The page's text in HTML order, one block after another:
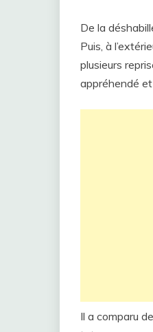
De la
Puis, à
plusieurs
appréhendé
Il a comparu